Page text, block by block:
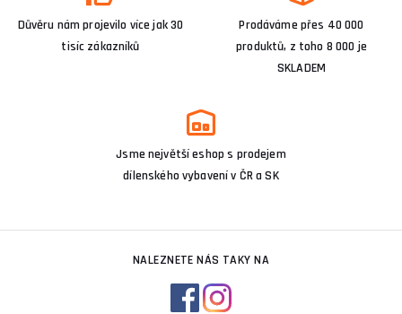
Důvěru nám projevilo více jak 30
tisíc zákazníků
Prodáváme přes 40 000
produktů, z toho 8 000 je
SKLADEM
Jsme největší eshop s prodejem
dílenského vybavení v ČR a SK
NALEZNETE NÁS TAKY NA